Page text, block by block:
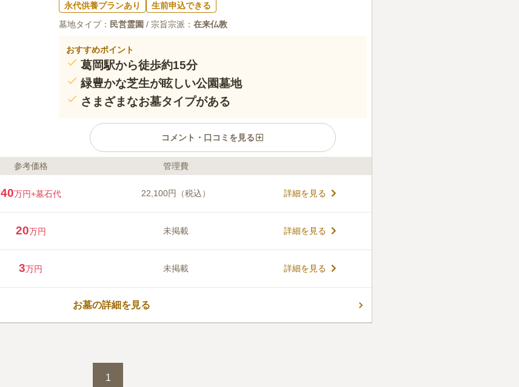
永代供養プランあり
生前申込できる
墓地タイプ： 民営霊園 / 宗旨宗派： 在来仏教
おすすめポイント
葛岡駅から徒歩約15分
緑豊かな芝生が眩しい公園墓地
さまざまなお墓タイプがある
コメント・口コミを見る
ライフドット編集部のコメント
な緑の芝生と色とりどりの花々、休憩場所やベンチ、トイレなどが
完備されており、ゆっくりと休みながらお墓参りができます。現代
要望に合うお墓が見つかります。仏塔ストゥーパを連想させる合祀
墓「藤かけの塔」、桜の木と梅の木が植えられている「庭園葬・自
然葬」、カラーが豊富な「戸建てタイプ「永遠」永代墓」などがあ
口コミ評価
この霊園はまだ誰からも評価されていません。
参考価格 管理費
40万円+墓石代 22,100円（税込） 詳細を見る
20万円 未掲載 詳細を見る
3万円 未掲載 詳細を見る
お墓の詳細を見る
1